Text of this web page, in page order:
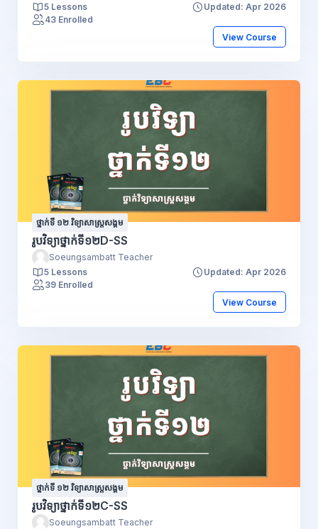
5 Lessons
Updated: Apr 2026
43 Enrolled
View Course
ថ្នាក់ទី ១២ វិទ្យាសាស្រ្តសង្គម
រូបវិទ្យាថ្នាក់ទី១២D-SS
Soeungsambatt Teacher
5 Lessons
Updated: Apr 2026
39 Enrolled
View Course
ថ្នាក់ទី ១២ វិទ្យាសាស្រ្តសង្គម
រូបវិទ្យាថ្នាក់ទី១២C-SS
Soeungsambatt Teacher